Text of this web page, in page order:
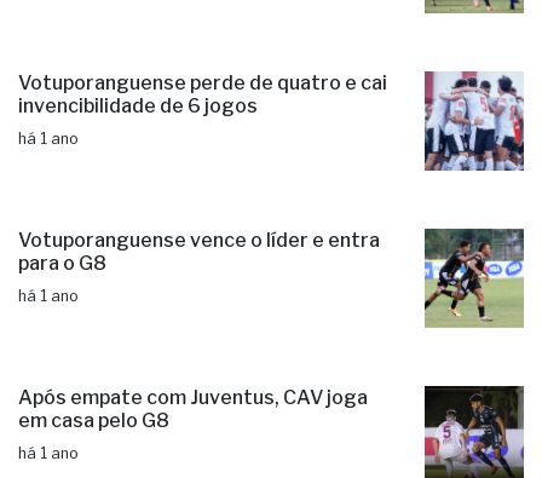
Votuporanguense perde de quatro e cai
invencibilidade de 6 jogos
há 1 ano
Votuporanguense vence o líder e entra
para o G8
há 1 ano
Após empate com Juventus, CAV joga
em casa pelo G8
há 1 ano